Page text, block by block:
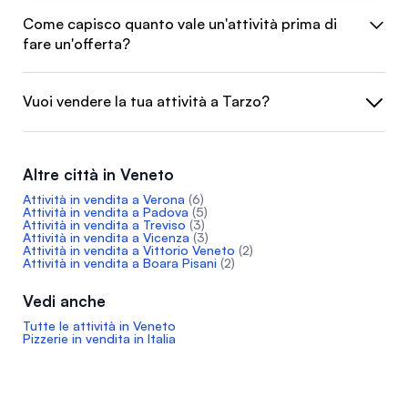
Come capisco quanto vale un'attività prima di
fare un'offerta?
Vuoi vendere la tua attività a Tarzo?
Altre città in Veneto
Attività in vendita a Verona (6)
Attività in vendita a Padova (5)
Attività in vendita a Treviso (3)
Attività in vendita a Vicenza (3)
Attività in vendita a Vittorio Veneto (2)
Attività in vendita a Boara Pisani (2)
Vedi anche
Tutte le attività in Veneto
Pizzerie in vendita in Italia